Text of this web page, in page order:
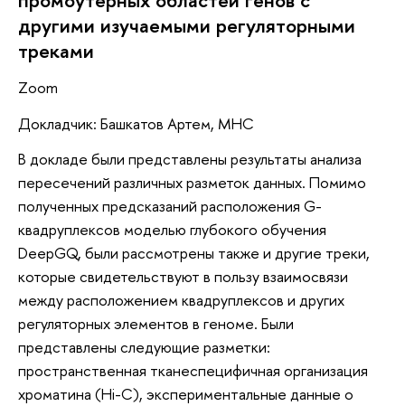
другими изучаемыми регуляторными
треками
Zoom
Докладчик: Башкатов Артем, МНС
В докладе были представлены результаты анализа
пересечений различных разметок данных. Помимо
полученных предсказаний расположения G-
квадруплексов моделью глубокого обучения
DeepGQ, были рассмотрены также и другие треки,
которые свидетельствуют в пользу взаимосвязи
между расположением квадруплексов и других
регуляторных элементов в геноме. Были
представлены следующие разметки:
пространственная тканеспецифичная организация
хроматина (Hi-C), экспериментальные данные о